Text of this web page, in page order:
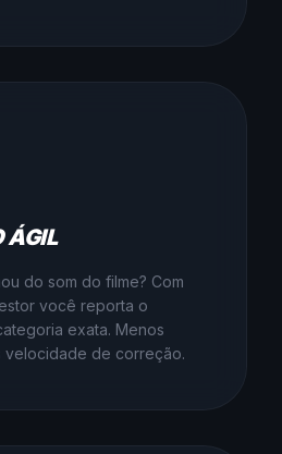
ÁGIL
do som do filme? Com
você reporta o
exata. Menos
velocidade de correção.